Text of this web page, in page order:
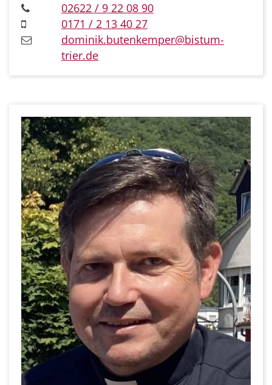
02622 / 9 22 08 90
0171 / 2 13 40 27
dominik.butenkemper@bistum-
trier.de